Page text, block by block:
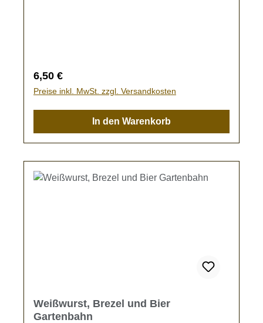
Regulärer Preis:
6,50 €
Preise inkl. MwSt. zzgl. Versandkosten
In den Warenkorb
Weißwurst, Brezel und Bier
Gartenbahn